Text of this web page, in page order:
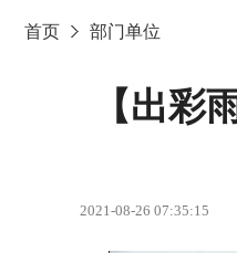
首页 部门单位
【出彩
2021-08-26 07:35:15